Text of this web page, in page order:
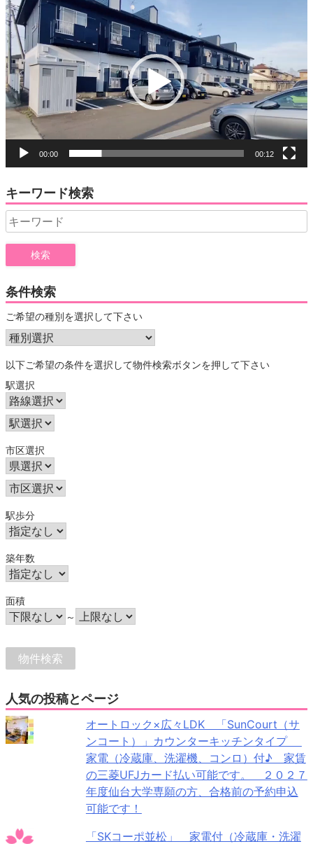
動
画
プ
レ
ー
ヤ
ー
00:00 00:12
キーワード検索
Search
for:
条件検索
ご希望の種別を選択して下さい
以下ご希望の条件を選択して物件検索ボタンを押して下さい
駅選択
市区選択
駅歩分
築年数
面積
～
人気の投稿とページ
オートロック×広々LDK 「SunCourt（サ
ンコート）」カウンターキッチンタイプ
家電（冷蔵庫、洗濯機、コンロ）付♪ 家賃
の三菱UFJカード払い可能です。 ２０２７
年度仙台大学専願の方、合格前の予約申込
可能です！
「SKコーポ並松」 家電付（冷蔵庫・洗濯